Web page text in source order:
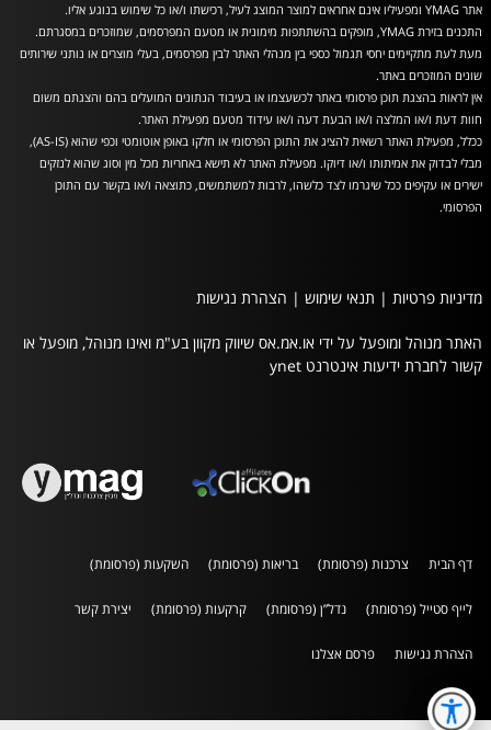
אתר YMAG ומפעיליו אינם אחראים למוצר המוצג לעיל, רכישתו ו/או כל שימוש בנוגע אליו.
התכנים בזירת YMAG, מופקים בהשתתפות מימונית או מטעם המפרסמים, שמוזכרים במסגרתם.
מעת לעת מתקיימים יחסי תגמול כספי בין מנהלי האתר לבין מפרסמים, בעלי מוצרים או נותני שירותים
שונים המוזכרים באתר.
אין לראות בהצגת תוכן פרסומי באתר לכשעצמו או בעיבוד הנתונים המועלים בהם והצגתם משום
חוות דעת ו/או המלצה ו/או הבעת דעה ו/או עידוד מטעם מפעילת האתר.
ככלל, מפעילת האתר רשאית להציג את התוכן הפרסומי או חלקו באופן אוטומטי וכפי שהוא (AS-IS),
מבלי לבדוק את אמיתותו ו/או דיוקו. מפעילת האתר לא תישא באחריות מכל מין וסוג שהוא לנזקים
ישירים או עקיפים ככל שיגרמו לצד כלשהו, לרבות למשתמשים, כתוצאה ו/או בקשר עם התוכן
הפרסומי.
מדיניות פרטיות | תנאי שימוש | הצהרת נגישות
האתר מנוהל ומופעל על ידי או.אמ.אס שיווק מקוון בע"מ ואינו מנוהל, מופעל או
קשור לחברת ידיעות אינטרנט ynet
דף הבית צרכנות (פרסומת) בריאות (פרסומת) השקעות (פרסומת)
לייף סטייל (פרסומת) נדל”ן (פרסומת) קרקעות (פרסומת) יצירת קשר
הצהרת נגישות פרסם אצלנו